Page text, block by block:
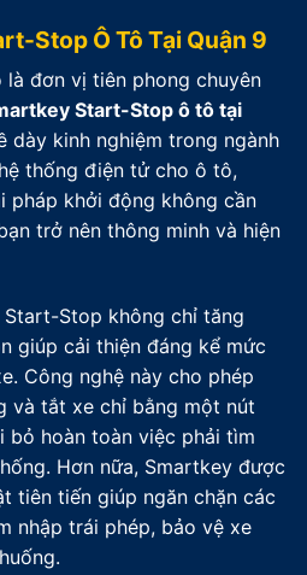
Stop Ô Tô Tại Quận 9
là đơn vị tiên phong chuyên
Start-Stop ô tô tại
dày kinh nghiệm trong ngành
thống điện tử cho ô tô,
pháp khởi động không cần
trở nên thông minh và hiện
Stop không chỉ tăng
giúp cải thiện đáng kể mức
Công nghệ này cho phép
và tắt xe chỉ bằng một nút
bỏ hoàn toàn việc phải tìm
Hơn nữa, Smartkey được
tiên tiến giúp ngăn chặn các
nhập trái phép, bảo vệ xe